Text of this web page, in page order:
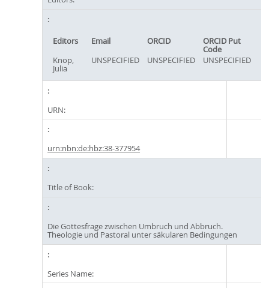
Editors Email ORCID ORCID Put
Code
Knop,
Julia
UNSPECIFIED UNSPECIFIED UNSPECIFIED
URN:
urn:nbn:de:hbz:38-377954
Title of Book:
Die Gottesfrage zwischen Umbruch und Abbruch.
Theologie und Pastoral unter säkularen Bedingungen
Series Name: